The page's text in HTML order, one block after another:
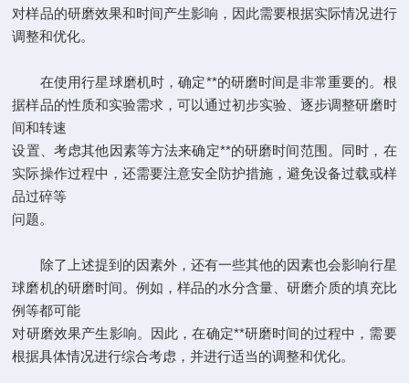
对样品的研磨效果和时间产生影响，因此需要根据实际情况进行
调整和优化。
在使用行星球磨机时，确定**的研磨时间是非常重要的。根
据样品的性质和实验需求，可以通过初步实验、逐步调整研磨时
间和转速
设置、考虑其他因素等方法来确定**的研磨时间范围。同时，在
实际操作过程中，还需要注意安全防护措施，避免设备过载或样
品过碎等
问题。
除了上述提到的因素外，还有一些其他的因素也会影响行星
球磨机的研磨时间。例如，样品的水分含量、研磨介质的填充比
例等都可能
对研磨效果产生影响。因此，在确定**研磨时间的过程中，需要
根据具体情况进行综合考虑，并进行适当的调整和优化。